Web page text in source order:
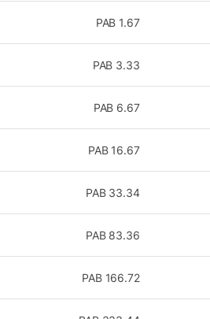
1.67
PAB
3.33
PAB
6.67
PAB
16.67
PAB
33.34
PAB
83.36
PAB
166.72
PAB